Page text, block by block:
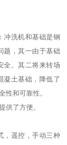
冲洗机和基础是钢
题，其一由于基础
全。其二将来转场
凝土基础，降低了
性和可靠性。
供了方便。
，遥控，手动三种